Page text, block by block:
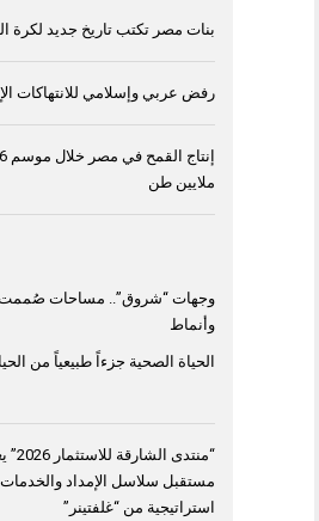
بنات مصر تكتب تاريخ جديد لكرة
رفض عربي وإسلامي للانتهاكات
ملايين طن
وجهات “شروق”.. مساحات صُممت
وأنماط
الحياة الصحية جزءاً طبيعياً من
مستقبل سلاسل الإمداد والخدمات
استراتيجية من “غلفتينر”